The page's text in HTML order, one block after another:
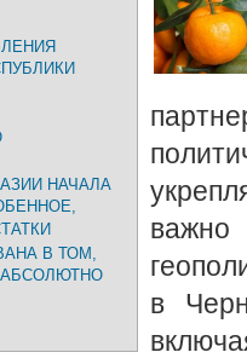
НАЧАЛА
В ТОМ,
важно
в